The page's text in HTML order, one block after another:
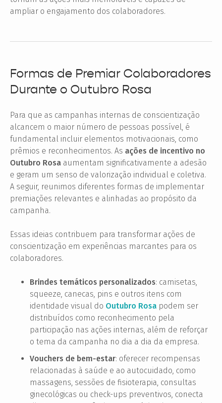
ampliar o engajamento dos colaboradores.
Formas de Premiar Colaboradores
Durante o Outubro Rosa
Para que as campanhas internas de conscientização
alcancem o maior número de pessoas possível, é
fundamental incluir elementos motivacionais, como
prêmios e reconhecimentos. As ações de incentivo no
Outubro Rosa aumentam significativamente a adesão
e geram um senso de valorização individual e coletiva.
A seguir, reunimos diferentes formas de implementar
premiações relevantes e alinhadas ao propósito da
campanha.
Essas ideias contribuem para transformar ações de
conscientização em experiências marcantes para os
colaboradores.
Brindes temáticos personalizados: camisetas,
squeeze, canecas, pins e outros itens com
identidade visual do Outubro Rosa podem ser
distribuídos como reconhecimento pela
participação nas ações internas, além de reforçar
o tema da campanha no dia a dia da empresa.
Vouchers de bem-estar: oferecer recompensas
relacionadas à saúde e ao autocuidado, como
massagens, sessões de fisioterapia, consultas
ginecológicas ou check-ups preventivos, conecta